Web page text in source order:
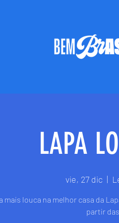
LAPA
vie, 27 dic
  |
mais louca na melhor casa da
partir